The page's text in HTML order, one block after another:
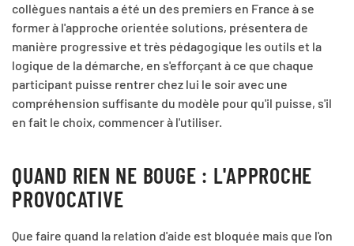
collègues nantais a été un des premiers en France à se
former à l'approche orientée solutions, présentera de
manière progressive et très pédagogique les outils et la
logique de la démarche, en s'efforçant à ce que chaque
participant puisse rentrer chez lui le soir avec une
compréhension suffisante du modèle pour qu'il puisse, s'il
en fait le choix, commencer à l'utiliser.
QUAND RIEN NE BOUGE : L'APPROCHE
PROVOCATIVE
Que faire quand la relation d'aide est bloquée mais que l'on